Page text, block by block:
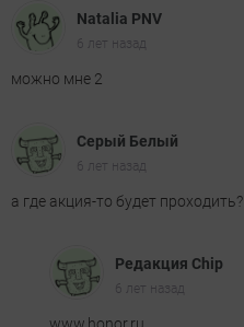
Natalia PNV
6 лет назад
можно мне 2
Серый Белый
6 лет назад
а где акция-то будет проходить?
Редакция Chip
6 лет назад